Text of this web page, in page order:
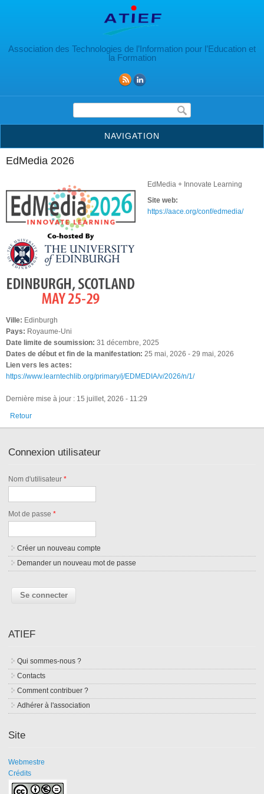
Association des Technologies de l’Information pour l’Education et
la Formation
Formulaire de recherche
NAVIGATION
EdMedia 2026
EdMedia + Innovate Learning
Site web:
https://aace.org/conf/edmedia/
Ville: Edinburgh
Pays: Royaume-Uni
Date limite de soumission: 31 décembre, 2025
Dates de début et fin de la manifestation: 25 mai, 2026 - 29 mai, 2026
Lien vers les actes:
https://www.learntechlib.org/primary/j/EDMEDIA/v/2026/n/1/
Dernière mise à jour : 15 juillet, 2026 - 11:29
Retour
Connexion utilisateur
Nom d'utilisateur*
Mot de passe*
Créer un nouveau compte
Demander un nouveau mot de passe
ATIEF
Qui sommes-nous ?
Contacts
Comment contribuer ?
Adhérer à l'association
Site
Webmestre
Crédits